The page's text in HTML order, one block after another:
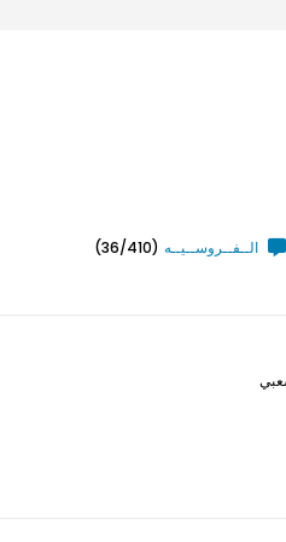
الــفــروســيــه (36/410)